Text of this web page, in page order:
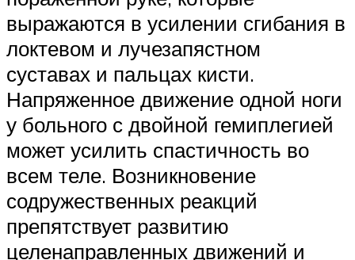
выражаются в усилении сгибания в
локтевом и лучезапястном
суставах и пальцах кисти.
Напряженное движение одной ноги
у больного с двойной гемиплегией
может усилить спастичность во
всем теле. Возникновение
содружественных реакций
препятствует развитию
целенаправленных движений и